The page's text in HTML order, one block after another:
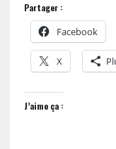
Partager :
Facebook
X
J’aime ça :